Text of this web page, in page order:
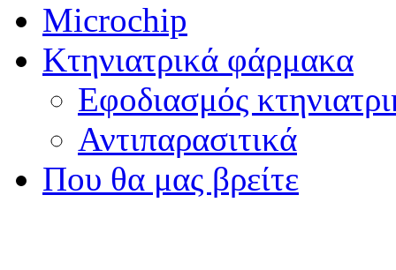
Microchip
Κτηνιατρικά φάρμακα
Εφοδιασμός
Αντιπαρασιτικά
Που θα μας βρείτε